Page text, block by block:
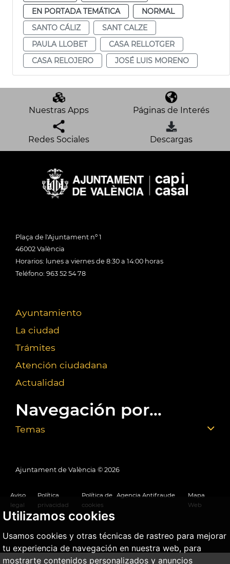
Utilizamos cookies
Usamos cookies y otras técnicas de rastreo para mejorar
tu experiencia de navegación en nuestra web, para
mostrarte contenidos personalizados y anuncios
EN PORTADA TEMÁTICA
NORMAL
SANTO CÁLIZ
SANT CALZE
PAULA LLOBET
CASA RELLOTGER
CASA RELOJERO
JOSÉ LUIS MORENO
Nuestras Apps Páginas de Interés
Redes Sociales Descargas
Plaça de l'Ajuntament nº 1
46002 València
Horarios: lunes a viernes de 8:30 a 14:00 horas
Teléfono: 963 52 54 78
Ayuntamiento
La ciudad
Trámites
Atención ciudadana
Actualidad
Navegación por...
Temas
Ajuntament de València © 2026
Aviso
legal
Política
privacidad
Política de
cookies
Agencia Antifraude
Mapa
Web